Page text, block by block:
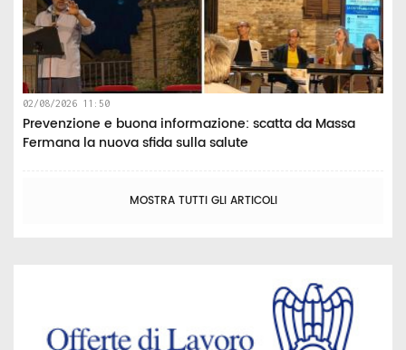
02/08/2026 11:50
Prevenzione e buona informazione: scatta da Massa
Fermana la nuova sfida sulla salute
MOSTRA TUTTI GLI ARTICOLI